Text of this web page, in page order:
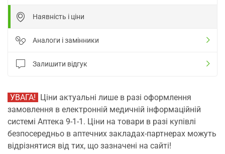
Наявність і ціни
Аналоги і замінники
Залишити відгук
УВАГА! Ціни актуальні лише в разі оформлення
замовлення в електронній медичній інформаційній
системі Аптека 9-1-1. Ціни на товари в разі купівлі
безпосередньо в аптечних закладах-партнерах можуть
відрізнятися від тих, що зазначені на сайті!